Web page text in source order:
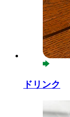
ドリンク